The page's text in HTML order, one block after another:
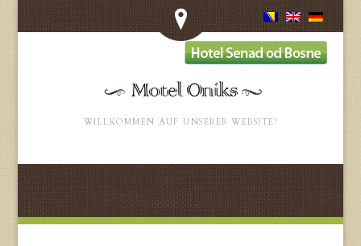
WILLKOMMEN AUF UNSERER WEBSITE!